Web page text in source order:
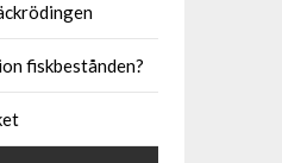
fiskbestånden?